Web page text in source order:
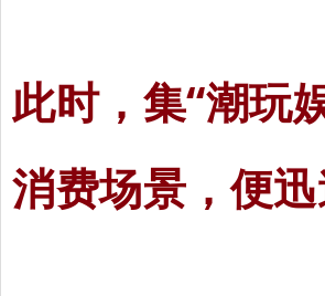
此时，集“潮玩
消费场景，便